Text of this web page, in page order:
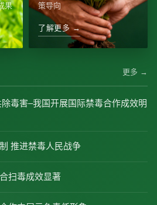
果
策导向
了解更多 →
更多 →
毒害–我国开展国际禁毒合作成效明
推进禁毒人民战争
扫毒成效显著